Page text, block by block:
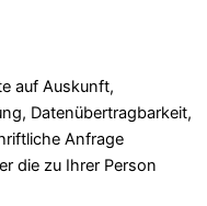
auf Auskunft,
Datenübertragbarkeit,
Anfrage
die zu Ihrer Person